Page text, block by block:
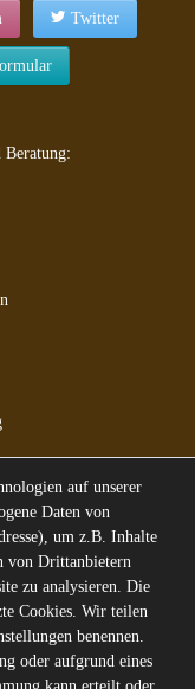
Twitter
Beratung:
zzgl.Versandkosten
dem ehemaligen
dem
auf unserer
Daten von
um z.B. Inhalte
von Drittanbietern
zu analysieren. Die
Cookies. Wir teilen
benennen.
oder aufgrund eines